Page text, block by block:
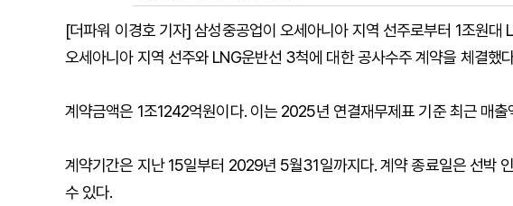
[더파워 이경호 기자] 삼성중공업이 오세아니아 지역 선주로부터 1조원대
오세아니아 지역 선주와 LNG운반선 3척에 대한 공사수주 계약을 체결했
계약금액은 1조1242억원이다. 이는 2025년 연결재무제표 기준 최근 매
계약기간은 지난 15일부터 2029년 5월31일까지다. 계약 종료일은 선박
수 있다.